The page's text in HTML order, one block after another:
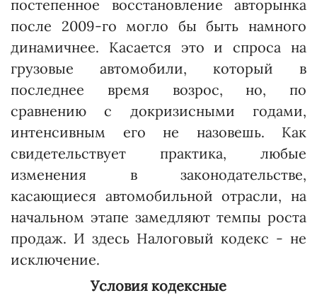
постепенное восстановление авторынка
после 2009-го могло бы быть намного
динамичнее. Касается это и спроса на
грузовые автомобили, который в
последнее время возрос, но, по
сравнению с докризисными годами,
интенсивным его не назовешь. Как
свидетельствует практика, любые
изменения в законодательстве,
касающиеся автомобильной отрасли, на
начальном этапе замедляют темпы роста
продаж. И здесь Налоговый кодекс - не
исключение.
Условия кодексные